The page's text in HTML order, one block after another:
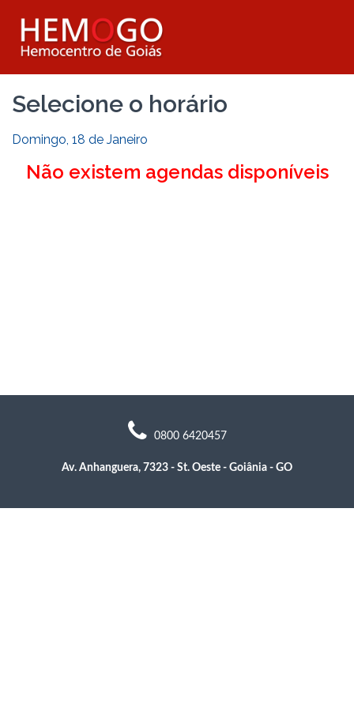
Selecione o horário
Domingo, 18 de Janeiro
Não existem agendas disponíveis
0800 6420457
Av. Anhanguera, 7323 - St. Oeste - Goiânia - GO